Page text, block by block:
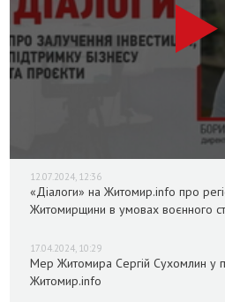
12.07.2024, 12:36
«Діалоги» на Житомир.info про
Житомирщини в умовах воєнного
17.04.2024, 10:29
Мер Житомира Сергій Сухомлин у
Житомир.info